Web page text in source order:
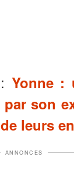
Yonne :
son
leurs
ANNONCES